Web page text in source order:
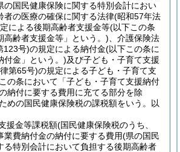
の国民健康保険に関する特別会計におい
者の医療の確保に関する法律(昭和57年法
による後期高齢者支援金等(以下この条
高齢者支援金等」という。) 、介護保険法
123号)の規定による納付金(以下この条に
付金」という。)及び子ども・子育て支援
第65号)の規定による子ども・子育て支
の条において「子ども・子育て支援納付
納付に要する費用に充てる部分を除
めの国民健康保険税の課税額をいう。以
援金等課税額(国民健康保険税のうち、
業費納付金の納付に要する費用(県の国民
る特別会計において負担する後期高齢者